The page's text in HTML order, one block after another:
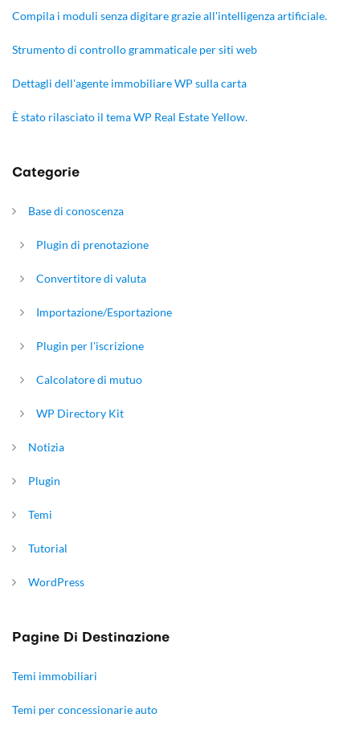
Compila i moduli senza digitare grazie all'intelligenza artificiale.
Strumento di controllo grammaticale per siti web
Dettagli dell'agente immobiliare WP sulla carta
È stato rilasciato il tema WP Real Estate Yellow.
Categorie
Base di conoscenza
Plugin di prenotazione
Convertitore di valuta
Importazione/Esportazione
Plugin per l'iscrizione
Calcolatore di mutuo
WP Directory Kit
Notizia
Plugin
Temi
Tutorial
WordPress
Pagine Di Destinazione
Temi immobiliari
Temi per concessionarie auto